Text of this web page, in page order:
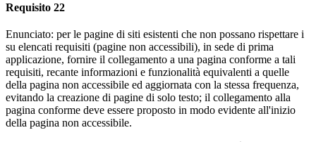
Requisito 22
Enunciato: per le pagine di siti esistenti che non possano rispettare i
su elencati requisiti (pagine non accessibili), in sede di prima
applicazione, fornire il collegamento a una pagina conforme a tali
requisiti, recante informazioni e funzionalità equivalenti a quelle
della pagina non accessibile ed aggiornata con la stessa frequenza,
evitando la creazione di pagine di solo testo; il collegamento alla
pagina conforme deve essere proposto in modo evidente all'inizio
della pagina non accessibile.